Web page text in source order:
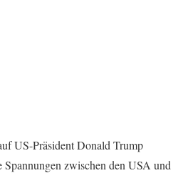
US-Präsident Donald Trump
Spannungen zwischen den USA und